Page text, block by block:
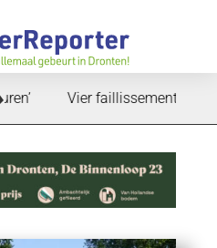
Vier faillissementen in juli: